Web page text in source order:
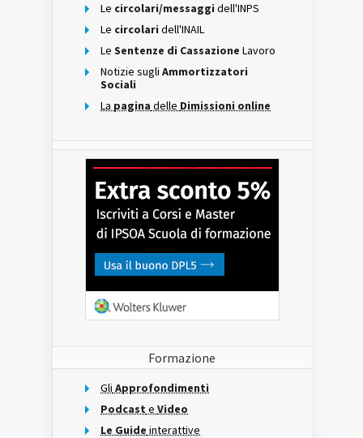
Le circolari/messaggi dell'INPS
Le circolari dell'INAIL
Le Sentenze di Cassazione Lavoro
Notizie sugli Ammortizzatori
Sociali
La pagina delle Dimissioni online
Formazione
Gli Approfondimenti
Podcast e Video
Le Guide interattive